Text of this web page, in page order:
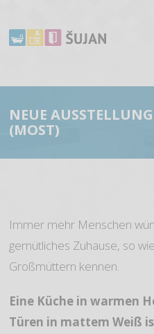
NEUE
(MOST)
Immer mehr Menschen
gemütliches Zuhause, so
Großmüttern kennen.
Eine Küche in warmen
Türen in mattem Weiß